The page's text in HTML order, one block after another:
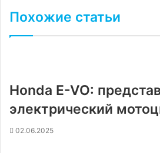
Похожие статьи
Honda E-VO:
электрический
02.06.2025